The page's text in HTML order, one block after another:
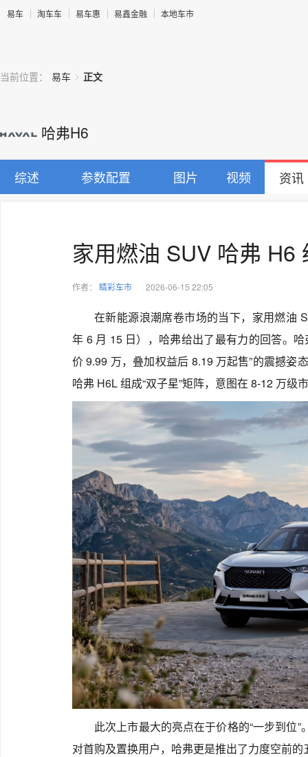
易车 淘车车 易车惠 易鑫金融 本地车市
当前位置： 易车 > 正文
哈弗H6
综述 参数配置 图片 视频 资讯
家用燃油 SUV 哈弗 H6
作者： 睛彩车市 2026-06-15 22:05
在新能源浪潮席卷市场的当下，家用燃油
年 6 月 15 日），哈弗给出了最有力的回答。
价 9.99 万，叠加权益后 8.19 万起售”的震撼姿
哈弗 H6L 组成“双子星”矩阵，意图在 8-12 万级
此次上市最大的亮点在于价格的“一步到位
对首购及置换用户，哈弗更是推出了力度空前的